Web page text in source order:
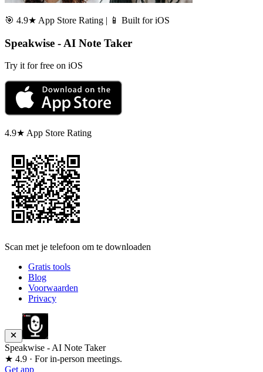
🎯 4.9★ App Store Rating | 📱 Built for iOS
Speakwise - AI Note Taker
Try it for free on iOS
4.9★ App Store Rating
Scan met je telefoon om te downloaden
Gratis tools
Blog
Voorwaarden
Privacy
Speakwise - AI Note Taker
★ 4.9 · For in-person meetings.
Get app